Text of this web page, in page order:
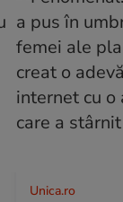
Unica.ro